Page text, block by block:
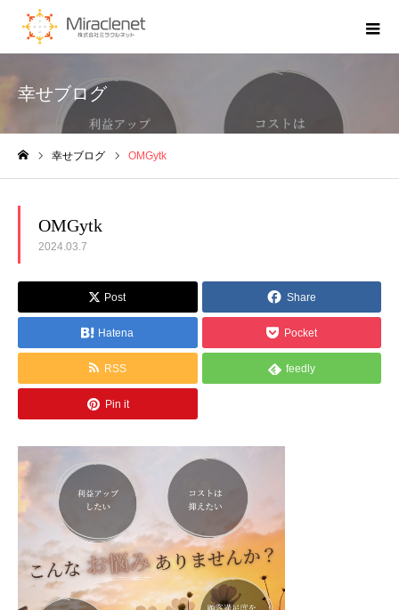
幸せブログ
幸せブログ OMGytk
OMGytk
2024.03.7
Post Share
Hatena Pocket
RSS feedly
Pin it